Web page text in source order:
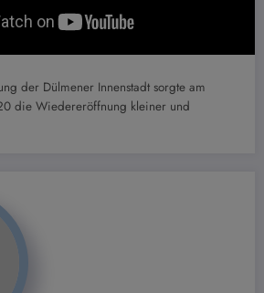
der Dülmener Innenstadt sorgte am
die Wiedereröffnung kleiner und